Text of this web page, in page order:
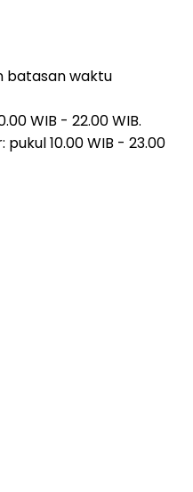
batasan waktu
WIB - 22.00 WIB.
10.00 WIB - 23.00